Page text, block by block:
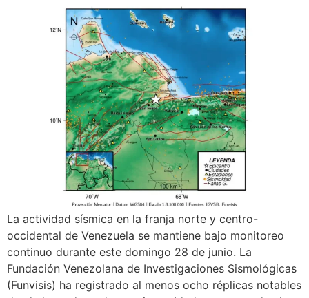
La actividad sísmica en la franja norte y centro-
occidental de Venezuela se mantiene bajo monitoreo
continuo durante este domingo 28 de junio. La
Fundación Venezolana de Investigaciones Sismológicas
(Funvisis) ha registrado al menos ocho réplicas notables